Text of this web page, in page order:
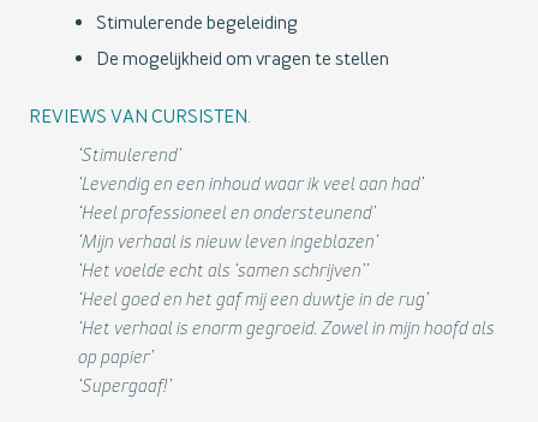
Stimulerende begeleiding
De mogelijkheid om vragen te stellen
REVIEWS VAN CURSISTEN.
‘Stimulerend’
‘Levendig en een inhoud waar ik veel aan had’
‘Heel professioneel en ondersteunend’
‘Mijn verhaal is nieuw leven ingeblazen’
‘Het voelde echt als ‘samen schrijven’’
‘Heel goed en het gaf mij een duwtje in de rug’
‘Het verhaal is enorm gegroeid. Zowel in mijn hoofd als
op papier’
‘Supergaaf!’